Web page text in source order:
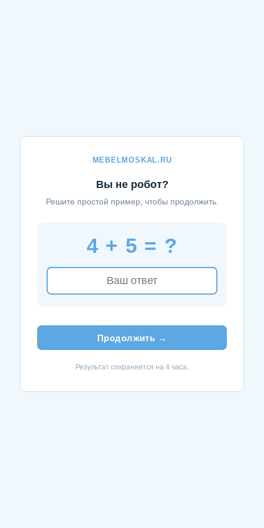
MEBELMOSKAL.RU
Вы не робот?
Решите простой пример, чтобы продолжить.
4 + 5 = ?
Продолжить →
Результат сохраняется на 4 часа.